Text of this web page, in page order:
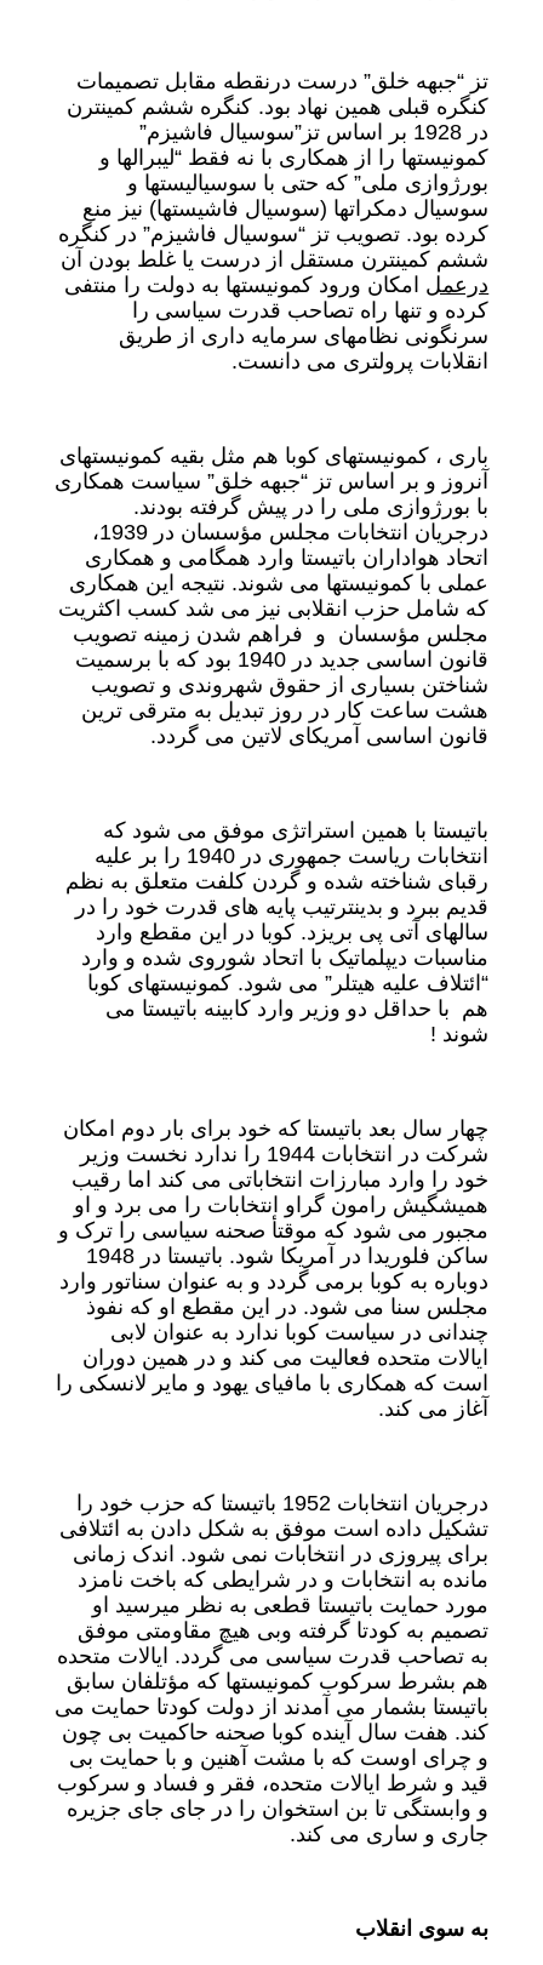
تز “جبهه خلق” درست درنقطه مقابل تصمیمات
کنگره قبلی همین نهاد بود. کنگره ششم کمینترن
در 1928 بر اساس تز”سوسیال فاشیزم”
کمونیستها را از همکاری با نه فقط “لیبرالها و
بورژوازی ملی” که حتی با سوسیالیستها و
سوسیال دمکراتها (سوسیال فاشیستها) نیز منع
کرده بود. تصویب تز “سوسیال فاشیزم” در کنگره
ششم کمینترن مستقل از درست یا غلط بودن آن
درعمل امکان ورود کمونیستها به دولت را منتفی
کرده و تنها راه تصاحب قدرت سیاسی را
سرنگونی نظامهای سرمایه داری از طریق
انقلابات پرولتری می دانست.
باری ، کمونیستهای کوبا هم مثل بقیه کمونیستهای
آنروز و بر اساس تز “جبهه خلق” سیاست همکاری
با بورژوازی ملی را در پیش گرفته بودند.
درجریان انتخابات مجلس مؤسسان در 1939،
اتحاد هواداران باتیستا وارد همگامی و همکاری
عملی با کمونیستها می شوند. نتیجه این همکاری
که شامل حزب انقلابی نیز می شد کسب اکثریت
مجلس مؤسسان و فراهم شدن زمینه تصویب
قانون اساسی جدید در 1940 بود که با برسمیت
شناختن بسیاری از حقوق شهروندی و تصویب
هشت ساعت کار در روز تبدیل به مترقی ترین
قانون اساسی آمریکای لاتین می گردد.
باتیستا با همین استراتژی موفق می شود که
انتخابات ریاست جمهوری در 1940 را بر علیه
رقبای شناخته شده و گردن کلفت متعلق به نظم
قدیم ببرد و بدینترتیب پایه های قدرت خود را در
سالهای آتی پی بریزد. کوبا در این مقطع وارد
مناسبات دیپلماتیک با اتحاد شوروی شده و وارد
“ائتلاف علیه هیتلر” می شود. کمونیستهای کوبا
هم با حداقل دو وزیر وارد کابینه باتیستا می
شوند !
چهار سال بعد باتیستا که خود برای بار دوم امکان
شرکت در انتخابات 1944 را ندارد نخست وزیر
خود را وارد مبارزات انتخاباتی می کند اما رقیب
همیشگیش رامون گراو انتخابات را می برد و او
مجبور می شود که موقتأ صحنه سیاسی را ترک و
ساکن فلوریدا در آمریکا شود. باتیستا در 1948
دوباره به کوبا برمی گردد و به عنوان سناتور وارد
مجلس سنا می شود. در این مقطع او که نفوذ
چندانی در سیاست کوبا ندارد به عنوان لابی
ایالات متحده فعالیت می کند و در همین دوران
است که همکاری با مافیای یهود و مایر لانسکی را
آغاز می کند.
درجریان انتخابات 1952 باتیستا که حزب خود را
تشکیل داده است موفق به شکل دادن به ائتلافی
برای پیروزی در انتخابات نمی شود. اندک زمانی
مانده به انتخابات و در شرایطی که باخت نامزد
مورد حمایت باتیستا قطعی به نظر میرسید او
تصمیم به کودتا گرفته وبی هیچ مقاومتی موفق
به تصاحب قدرت سیاسی می گردد. ایالات متحده
هم بشرط سرکوب کمونیستها که مؤتلفان سابق
باتیستا بشمار می آمدند از دولت کودتا حمایت می
کند. هفت سال آینده کوبا صحنه حاکمیت بی چون
و چرای اوست که با مشت آهنین و با حمایت بی
قید و شرط ایالات متحده، فقر و فساد و سرکوب
و وابستگی تا بن استخوان را در جای جای جزیره
جاری و ساری می کند.
به سوی انقلاب